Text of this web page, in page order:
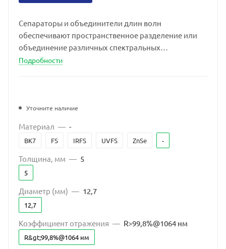
Сепараторы и объединители длин волн
обеспечивают пространственное разделение или
объединение различных спектральных
компонентов.
Подробности
Уточните наличие
Материал — -
BK7 FS IRFS UVFS ZnSe -
Толщина, мм — 5
5
Диаметр (мм) — 12,7
12,7
Коэффициент отражения — R>99,8%@1064 нм
R&gt;99,8%@1064 нм